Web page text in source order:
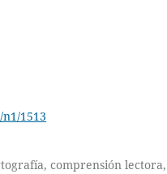
1513
comprensión lectora,